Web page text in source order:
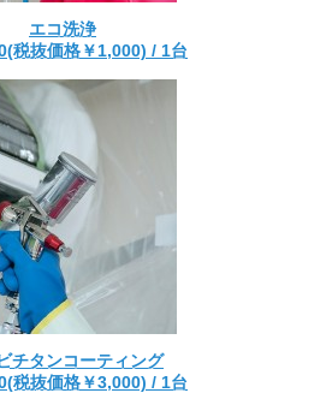
エコ洗浄
税抜価格￥1,000) / 1台
チタンコーティング
税抜価格￥3,000) / 1台